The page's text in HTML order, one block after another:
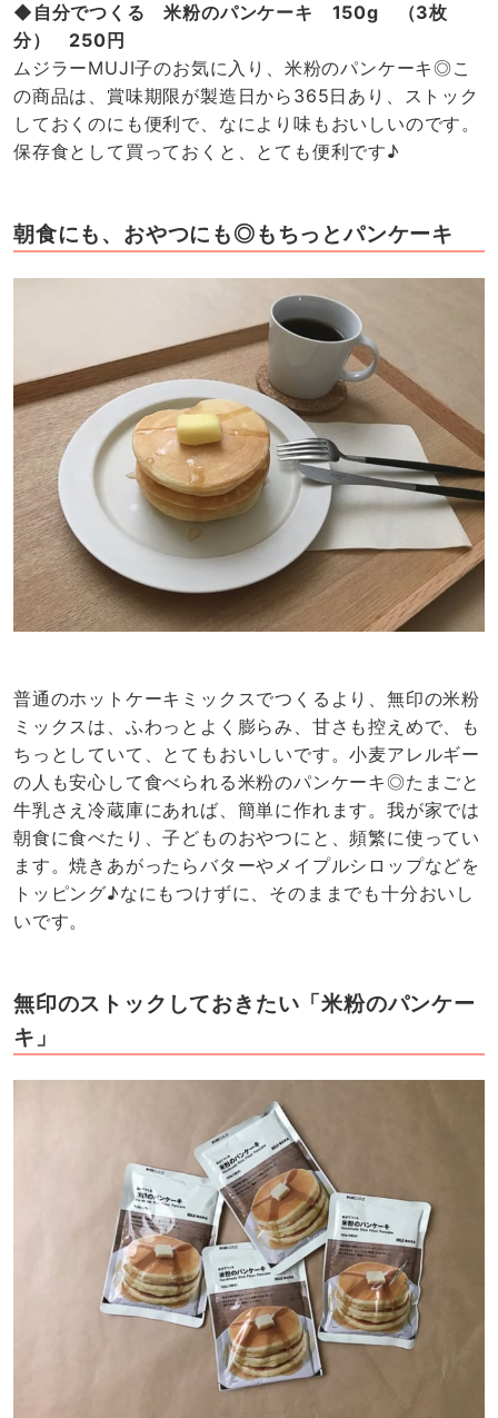
◆自分でつくる 米粉のパンケーキ 150g （3枚
分） 250円
ムジラーMUJI子のお気に入り、米粉のパンケーキ◎こ
の商品は、賞味期限が製造日から365日あり、ストック
しておくのにも便利で、なにより味もおいしいのです。
保存食として買っておくと、とても便利です♪
朝食にも、おやつにも◎もちっとパンケーキ
普通のホットケーキミックスでつくるより、無印の米粉
ミックスは、ふわっとよく膨らみ、甘さも控えめで、も
ちっとしていて、とてもおいしいです。小麦アレルギー
の人も安心して食べられる米粉のパンケーキ◎たまごと
牛乳さえ冷蔵庫にあれば、簡単に作れます。我が家では
朝食に食べたり、子どものおやつにと、頻繁に使ってい
ます。焼きあがったらバターやメイプルシロップなどを
トッピング♪なにもつけずに、そのままでも十分おいし
いです。
無印のストックしておきたい「米粉のパンケー
キ」